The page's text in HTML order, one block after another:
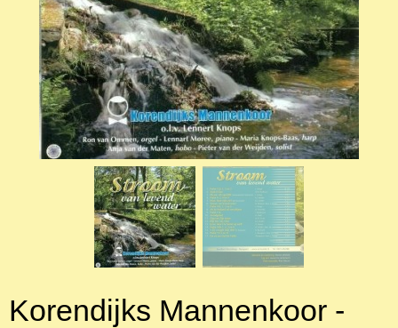
Korendijks Mannenkoor -